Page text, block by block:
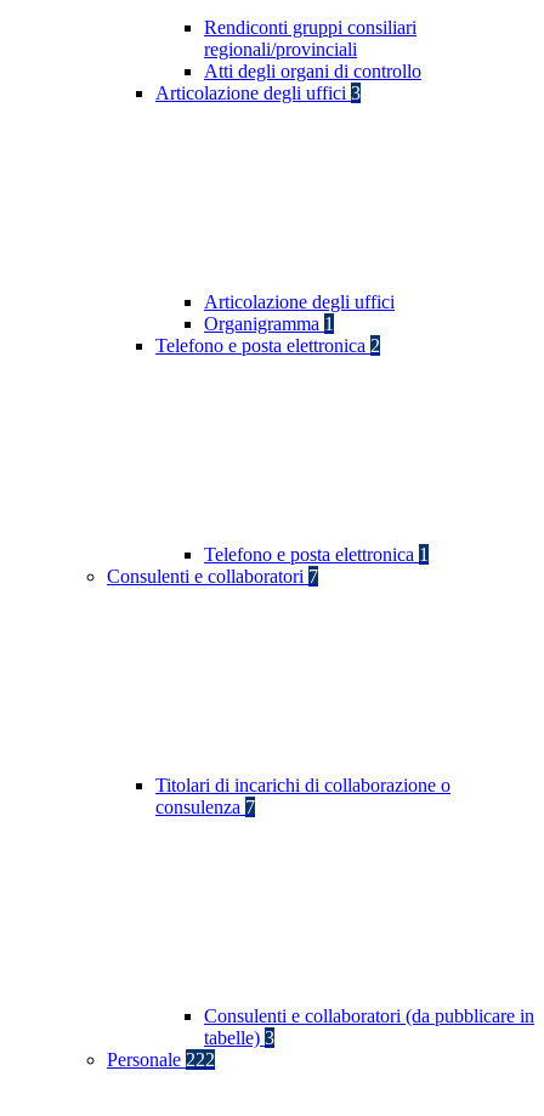
Rendiconti gruppi consiliari
regionali/provinciali
Atti degli organi di controllo
Articolazione degli uffici 3
Articolazione degli uffici
Organigramma 1
Telefono e posta elettronica 2
Telefono e posta elettronica 1
Consulenti e collaboratori 7
Titolari di incarichi di collaborazione o
consulenza 7
Consulenti e collaboratori (da pubblicare in
tabelle) 3
Personale 222